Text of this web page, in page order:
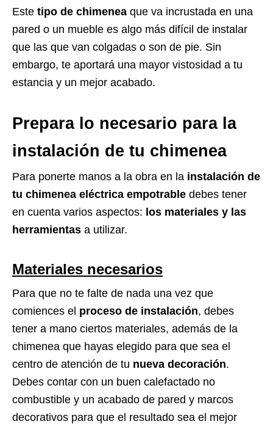
Este tipo de chimenea que va incrustada en una
pared o un mueble es algo más difícil de instalar
que las que van colgadas o son de pie. Sin
embargo, te aportará una mayor vistosidad a tu
estancia y un mejor acabado.
Prepara lo necesario para la
instalación de tu chimenea
Para ponerte manos a la obra en la instalación de
tu chimenea eléctrica empotrable debes tener
en cuenta varios aspectos: los materiales y las
herramientas a utilizar.
Materiales necesarios
Para que no te falte de nada una vez que
comiences el proceso de instalación, debes
tener a mano ciertos materiales, además de la
chimenea que hayas elegido para que sea el
centro de atención de tu nueva decoración.
Debes contar con un buen calefactado no
combustible y un acabado de pared y marcos
decorativos para que el resultado sea el mejor